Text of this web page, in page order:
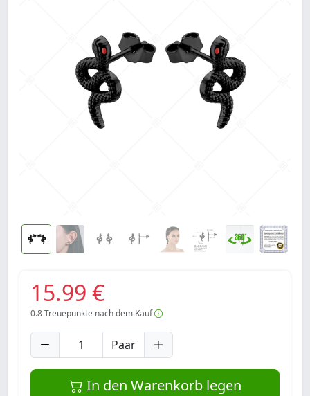
15.99 €
0.8Treuepunkte nach dem Kauf
Paar
In den Warenkorb legen